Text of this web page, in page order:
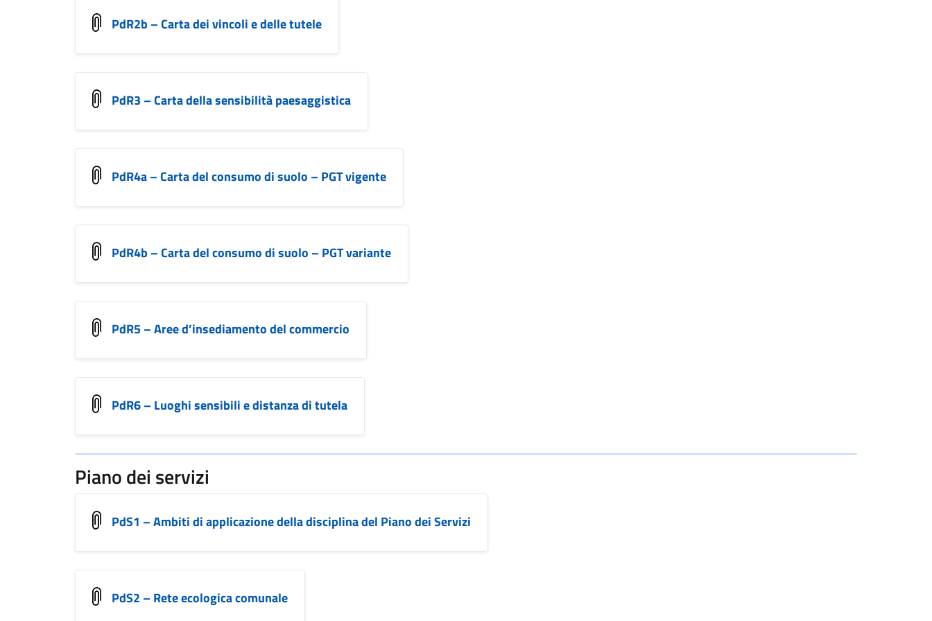
PdR2b – Carta dei vincoli e delle tutele
PdR3 – Carta della sensibilità paesaggistica
PdR4a – Carta del consumo di suolo – PGT vigente
PdR4b – Carta del consumo di suolo – PGT variante
PdR5 – Aree d’insediamento del commercio
PdR6 – Luoghi sensibili e distanza di tutela
Piano dei servizi
PdS1 – Ambiti di applicazione della disciplina del Piano dei Servizi
PdS2 – Rete ecologica comunale